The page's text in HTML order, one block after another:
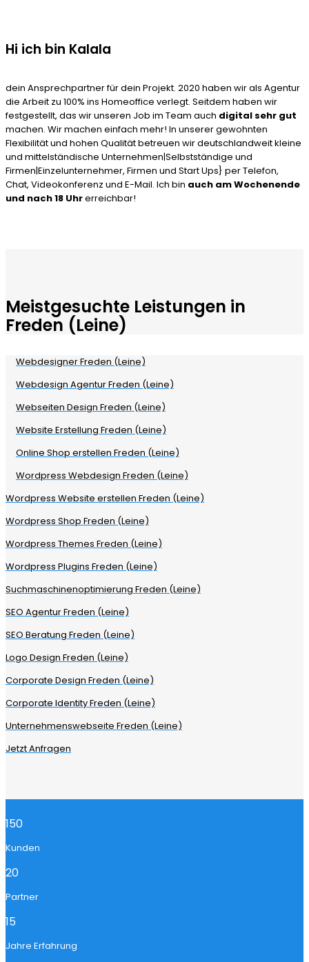
Hi ich bin Kalala
dein Ansprechpartner für dein Projekt. 2020 haben wir als Agentur
die Arbeit zu 100% ins Homeoffice verlegt. Seitdem haben wir
festgestellt, das wir unseren Job im Team auch digital sehr gut
machen. Wir machen einfach mehr! In unserer gewohnten
Flexibilität und hohen Qualität betreuen wir deutschlandweit kleine
und mittelständische Unternehmen|Selbstständige und
Firmen|Einzelunternehmer, Firmen und Start Ups} per Telefon,
Chat, Videokonferenz und E-Mail. Ich bin auch am Wochenende
und nach 18 Uhrerreichbar!
Meistgesuchte Leistungen in
Freden (Leine)
Webdesigner Freden (Leine)
Webdesign Agentur Freden (Leine)
Webseiten Design Freden (Leine)
Website Erstellung Freden (Leine)
Online Shop erstellen Freden (Leine)
Wordpress Webdesign Freden (Leine)
Wordpress Website erstellen Freden (Leine)
Wordpress Shop Freden (Leine)
Wordpress Themes Freden (Leine)
Wordpress Plugins Freden (Leine)
Suchmaschinenoptimierung Freden (Leine)
SEO Agentur Freden (Leine)
SEO Beratung Freden (Leine)
Logo Design Freden (Leine)
Corporate Design Freden (Leine)
Corporate Identity Freden (Leine)
Unternehmenswebseite Freden (Leine)
Jetzt Anfragen
150
Kunden
20
Partner
15
Jahre Erfahrung